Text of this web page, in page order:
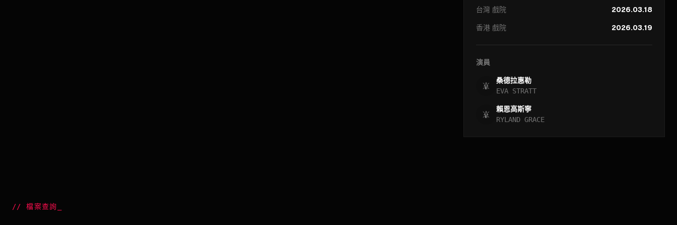
台灣 戲院
2026.03.18
香港 戲院 2026.03.19
演員
桑德拉惠勒
EVA STRATT
賴恩高斯寧
RYLAND GRACE
//檔案查詢